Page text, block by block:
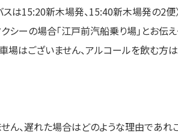
スは15:20新木場発、15:40新木場発の2便
ーの場合「江戸前汽船乗り場」とお伝え
場はございません、アルコールを飲む方
ん、遅れた場合はどのような理由であれ